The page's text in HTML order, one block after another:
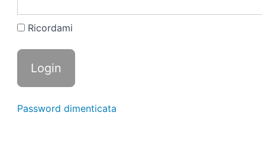
Ricordami
Password dimenticata